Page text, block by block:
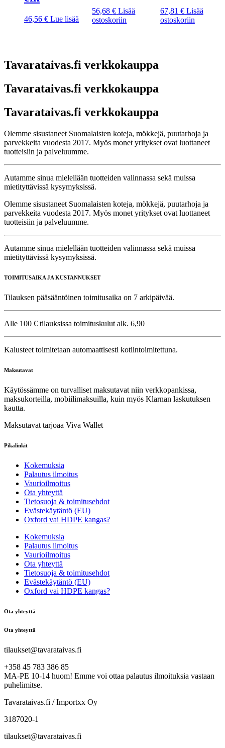
46,56 € Lue lisää
56,68€ Lisää
ostoskoriin
67,81 € Lisää
ostoskoriin
Tavarataivas.fi verkkokauppa
Tavarataivas.fi verkkokauppa
Tavarataivas.fi verkkokauppa
Olemme sisustaneet Suomalaisten koteja, mökkejä, puutarhoja ja
parvekkeita vuodesta 2017. Myös monet yritykset ovat luottaneet
tuotteisiin ja palveluumme.
Autamme sinua mielellään tuotteiden valinnassa sekä muissa
mietityttävissä kysymyksissä.
Olemme sisustaneet Suomalaisten koteja, mökkejä, puutarhoja ja
parvekkeita vuodesta 2017. Myös monet yritykset ovat luottaneet
tuotteisiin ja palveluumme.
Autamme sinua mielellään tuotteiden valinnassa sekä muissa
mietityttävissä kysymyksissä.
TOIMITUSAIKA JA KUSTANNUKSET
Tilauksen pääsääntöinen toimitusaika on 7 arkipäivää.
Alle 100 € tilauksissa toimituskulut alk. 6,90
Kalusteet toimitetaan automaattisesti kotiintoimitettuna.
Maksutavat
Käytössämme on turvalliset maksutavat niin verkkopankissa,
maksukorteilla, mobiilimaksuilla, kuin myös Klarnan laskutuksen
kautta.
Maksutavat tarjoaa Viva Wallet
Pikalinkit
Kokemuksia
Palautus ilmoitus
Vaurioilmoitus
Ota yhteyttä
Tietosuoja & toimitusehdot
Evästekäytäntö (EU)
Oxford vai HDPE kangas?
Kokemuksia
Palautus ilmoitus
Vaurioilmoitus
Ota yhteyttä
Tietosuoja & toimitusehdot
Evästekäytäntö (EU)
Oxford vai HDPE kangas?
Ota yhteyttä
Ota yhteyttä
tilaukset@tavarataivas.fi
+358 45 783 386 85
MA-PE 10-14 huom! Emme voi ottaa palautus ilmoituksia vastaan
puhelimitse.
Tavarataivas.fi / Importxx Oy
3187020-1
tilaukset@tavarataivas.fi